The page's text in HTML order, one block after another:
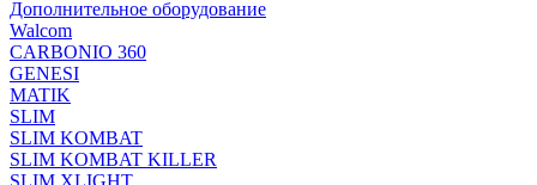
Дополнительное оборудование
Walcom
CARBONIO 360
GENESI
MATIK
SLIM
SLIM KOMBAT
SLIM KOMBAT KILLER
SLIM XLIGHT